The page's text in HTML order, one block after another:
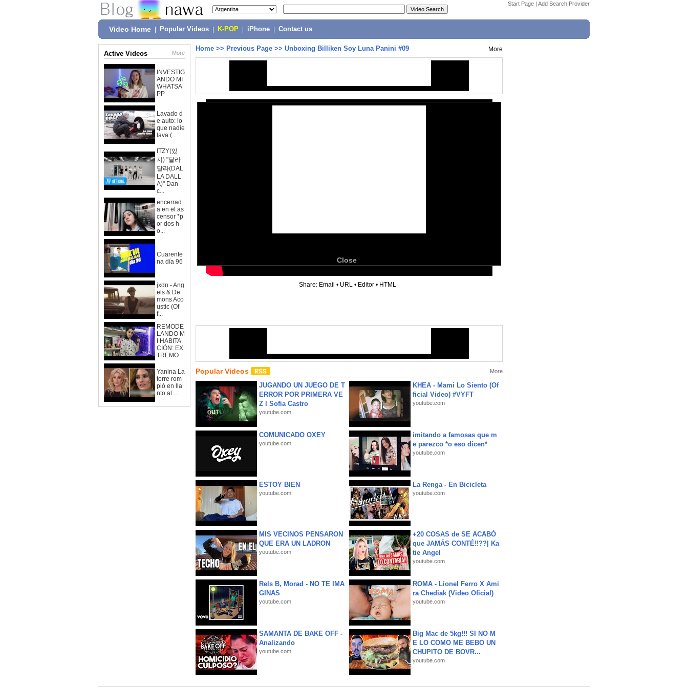
Start Page | Add Search Provider
Video Home Popular Videos K-POP iPhone Contact us
Active Videos More
INVESTIG
ANDO MI
WHATSA
PP
Lavado d
e auto: lo
que nadie
lava (...
ITZY(있
지) "달라
달라(DAL
LA DALL
A)" Dan
c...
encerrad
a en el as
censor *p
or dos h
o...
Cuarente
na día 96
jxdn - Ang
els & De
mons Aco
ustic (Of
f...
REMODE
LANDO M
I HABITA
CIÓN: EX
TREMO
Yanina La
torre rom
pió en lla
nto al ...
Home >> Previous Page >> Unboxing Billiken Soy Luna Panini #09 More
Close
Share: Email • URL • Editor • HTML
Popular Videos More
JUGANDO UN JUEGO DE T
ERROR POR PRIMERA VE
Z l Sofia Castro
youtube.com
KHEA - Mami Lo Siento (Of
ficial Video) #VYFT
youtube.com
COMUNICADO OXEY
youtube.com
imitando a famosas que m
e parezco *o eso dicen*
youtube.com
ESTOY BIEN
youtube.com
La Renga - En Bicicleta
youtube.com
MIS VECINOS PENSARON
QUE ERA UN LADRON
youtube.com
+20 COSAS de SE ACABÓ
que JAMÁS CONTÉ!!??| Ka
tie Angel
youtube.com
Rels B, Morad - NO TE IMA
GINAS
youtube.com
ROMA - Lionel Ferro X Ami
ra Chediak (Video Oficial)
youtube.com
SAMANTA DE BAKE OFF -
Analizando
youtube.com
Big Mac de 5kg!!! SI NO M
E LO COMO ME BEBO UN
CHUPITO DE BOVR...
youtube.com